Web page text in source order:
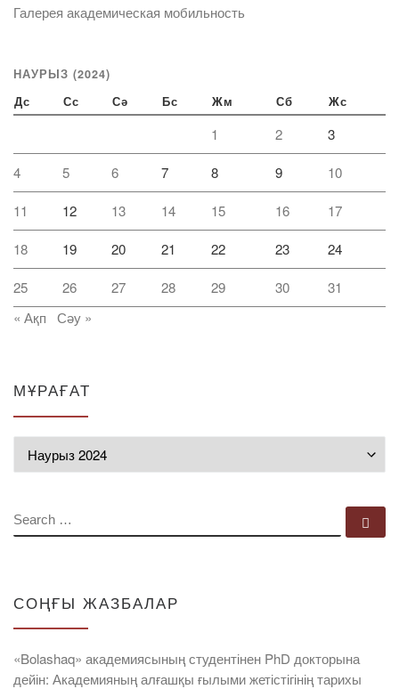
Галерея академическая мобильность
НАУРЫЗ (2024)
Дс Сс Сә Бс Жм Сб Жс
1 2 3
4 5 6 7 8 9 10
11 12 13 14 15 16 17
18 19 20 21 22 23 24
25 26 27 28 29 30
31
« Ақп
Сәу »
МҰРАҒАТ
SEARCH
СОҢҒЫ ЖАЗБАЛАР
«Bolashaq» академиясының студентінен PhD докторына
дейін: Академияның алғашқы ғылыми жетістігінің тарихы